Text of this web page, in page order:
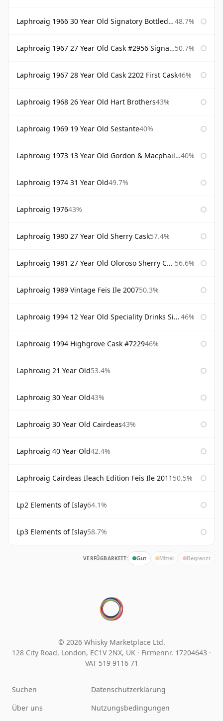
Laphroaig 1966 30 Year Old Signatory Bottled 1996 48.7%
Laphroaig 1967 27 Year Old Cask #2956 Signatory 50.7%
Laphroaig 1967 28 Year Old Cask 2202 First Cask46%
Laphroaig 1968 26 Year Old Hart Brothers43%
Laphroaig 1969 19 Year Old Sestante40%
Laphroaig 1973 13 Year Old Gordon & Macphail Connoisseurs Choice 40%
Laphroaig 1974 31 Year Old49.7%
Laphroaig 197643%
Laphroaig 1980 27 Year Old Sherry Cask57.4%
Laphroaig 1981 27 Year Old Oloroso Sherry Cask 56.6%
Laphroaig 1989 Vintage Feis Ile 200750.3%
Laphroaig 1994 12 Year Old Speciality Drinks Single Malts of Scotland 46%
Laphroaig 1994 Highgrove Cask #722946%
Laphroaig 21 Year Old53.4%
Laphroaig 30 Year Old43%
Laphroaig 30 Year Old Cairdeas43%
Laphroaig 40 Year Old42.4%
Laphroaig Cairdeas Ileach Edition Feis Ile 2011 50.5%
Lp2 Elements of Islay64.1%
Lp3 Elements of Islay58.7%
VERFÜGBARKEIT: Gut Mittel Begrenzt
© 2026 Whisky Marketplace Ltd.
128 City Road, London, EC1V 2NX, UK · Firmennr. 17204643 ·
VAT 519 9116 71
Suchen
Über uns
Datenschutzerklärung
Nutzungsbedingungen